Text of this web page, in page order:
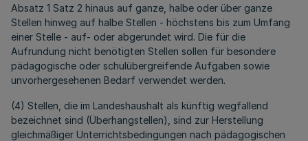
Absatz 1 Satz 2 hinaus auf ganze, halbe oder über ganze
Stellen hinweg auf halbe Stellen - höchstens bis zum Umfang
einer Stelle - auf- oder abgerundet wird. Die für die
Aufrundung nicht benötigten Stellen sollen für besondere
pädagogische oder schulübergreifende Aufgaben sowie
unvorhergesehenen Bedarf verwendet werden.
(4) Stellen, die im Landeshaushalt als künftig wegfallend
bezeichnet sind (Überhangstellen), sind zur Herstellung
gleichmäßiger Unterrichtsbedingungen nach pädagogischen